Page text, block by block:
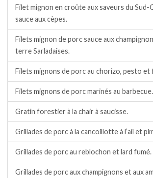
Filet mignon en croûte aux saveurs du Sud-
sauce aux cèpes.
Filets mignon de porc sauce aux
terre Sarladaises.
Filets mignons de porc au chorizo, pesto et
Filets mignons de porc marinés au barbecue.
Gratin forestier à la chair à saucisse.
Grillades de porc à la cancoillotte à l’ail et
Grillades de porc au reblochon et lard fumé.
Grillades de porc aux champignons et aux